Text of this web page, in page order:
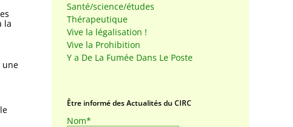
la
une
Santé/science/études
Thérapeutique
Vive la légalisation !
Vive la Prohibition
Y a De La Fumée Dans Le Poste
Être informé des Actualités du CIRC
Nom*